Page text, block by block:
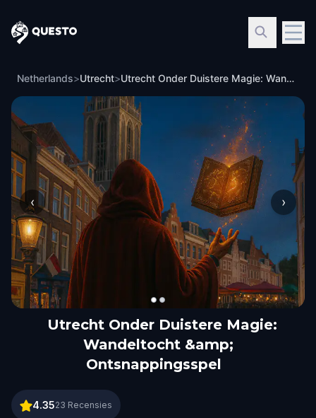
Questo
Netherlands>Utrecht> Utrecht Onder Duistere Magie: Wandeltocht &amp; Ontsnappingsspel
‹ ›
Utrecht Onder Duistere Magie:
Wandeltocht &amp;
Ontsnappingsspel
Utrecht Onder Duistere Magie: Wandeltocht
4.3523 Recensies